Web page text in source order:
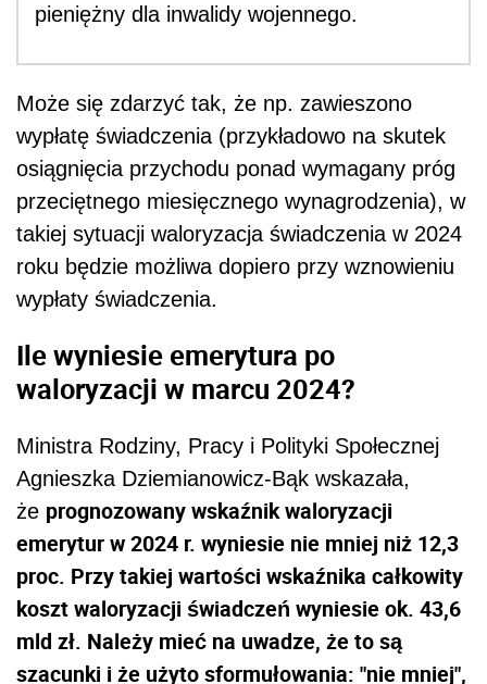
pieniężny dla inwalidy wojennego.
Może się zdarzyć tak, że np. zawieszono
wypłatę świadczenia (przykładowo na skutek
osiągnięcia przychodu ponad wymagany próg
przeciętnego miesięcznego wynagrodzenia), w
takiej sytuacji waloryzacja świadczenia w 2024
roku będzie możliwa dopiero przy wznowieniu
wypłaty świadczenia.
Ile wyniesie emerytura po
waloryzacji w marcu 2024?
Ministra Rodziny, Pracy i Polityki Społecznej
Agnieszka Dziemianowicz-Bąk wskazała,
że prognozowany wskaźnik waloryzacji
emerytur w 2024 r. wyniesie nie mniej niż 12,3
proc. Przy takiej wartości wskaźnika całkowity
koszt waloryzacji świadczeń wyniesie ok. 43,6
mld zł. Należy mieć na uwadze, że to są
szacunki i że użyto sformułowania: "nie mniej",